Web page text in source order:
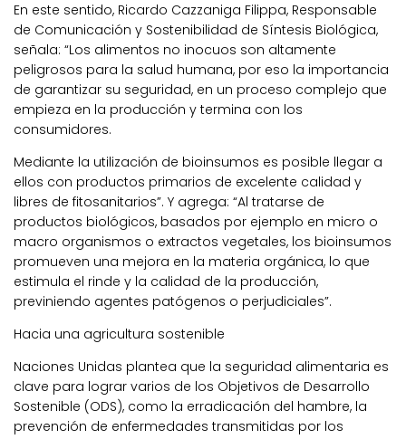
En este sentido, Ricardo Cazzaniga Filippa, Responsable
de Comunicación y Sostenibilidad de Síntesis Biológica,
señala: “Los alimentos no inocuos son altamente
peligrosos para la salud humana, por eso la importancia
de garantizar su seguridad, en un proceso complejo que
empieza en la producción y termina con los
consumidores.
Mediante la utilización de bioinsumos es posible llegar a
ellos con productos primarios de excelente calidad y
libres de fitosanitarios”. Y agrega: “Al tratarse de
productos biológicos, basados por ejemplo en micro o
macro organismos o extractos vegetales, los bioinsumos
promueven una mejora en la materia orgánica, lo que
estimula el rinde y la calidad de la producción,
previniendo agentes patógenos o perjudiciales”.
Hacia una agricultura sostenible
Naciones Unidas plantea que la seguridad alimentaria es
clave para lograr varios de los Objetivos de Desarrollo
Sostenible (ODS), como la erradicación del hambre, la
prevención de enfermedades transmitidas por los